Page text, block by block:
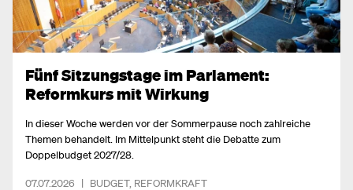
Fünf Sitzungstage im Parlament:
Reformkurs mit Wirkung
In dieser Woche werden vor der Sommerpause noch zahlreiche
Themen behandelt. Im Mittelpunkt steht die Debatte zum
Doppelbudget 2027/28.
07.07.2026 | BUDGET, REFORMKRAFT